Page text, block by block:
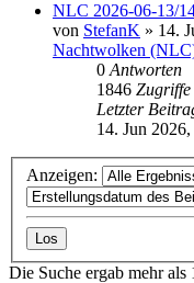
NLC 2026-06-13/
von StefanK » 14.
Nachtwolken
0 Antworten
1846 Zugriffe
Letzter
14. Jun
Anzeigen:
Die Suche ergab mehr als